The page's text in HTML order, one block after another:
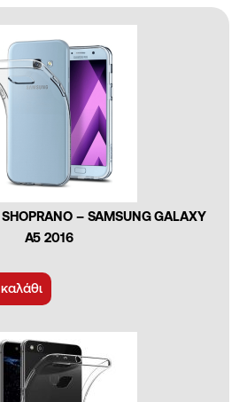
– SAMSUNG GALAXY
A5 2016